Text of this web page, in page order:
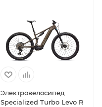
Электровелосипед
Specialized Turbo Levo R